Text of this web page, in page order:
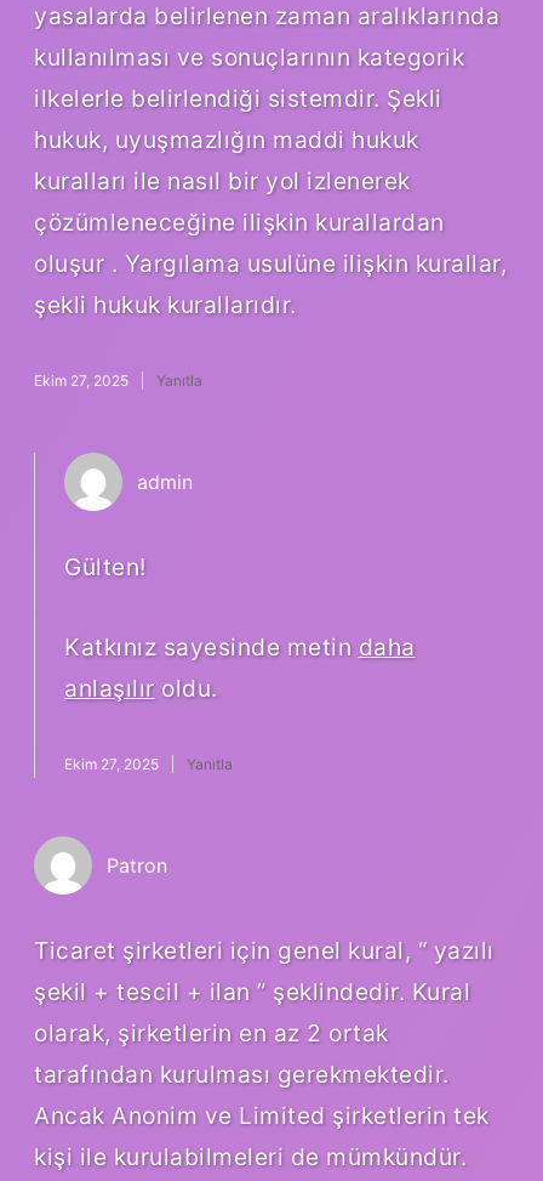
yasalarda belirlenen zaman aralıklarında
kullanılması ve sonuçlarının kategorik
ilkelerle belirlendiği sistemdir. Şekli
hukuk, uyuşmazlığın maddi hukuk
kuralları ile nasıl bir yol izlenerek
çözümleneceğine ilişkin kurallardan
oluşur . Yargılama usulüne ilişkin kurallar,
şekli hukuk kurallarıdır.
Ekim 27, 2025 Yanıtla
admin
Gülten!
Katkınız sayesinde metin daha
anlaşılır oldu.
Ekim 27, 2025 Yanıtla
Patron
Ticaret şirketleri için genel kural, “ yazılı
şekil + tescil + ilan ” şeklindedir. Kural
olarak, şirketlerin en az 2 ortak
tarafından kurulması gerekmektedir.
Ancak Anonim ve Limited şirketlerin tek
kişi ile kurulabilmeleri de mümkündür.